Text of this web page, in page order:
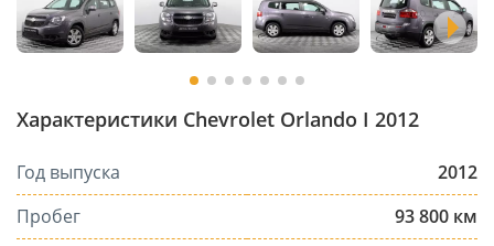
Характеристики Chevrolet Orlando I 2012
Год выпуска
2012
Пробег
93 800 км